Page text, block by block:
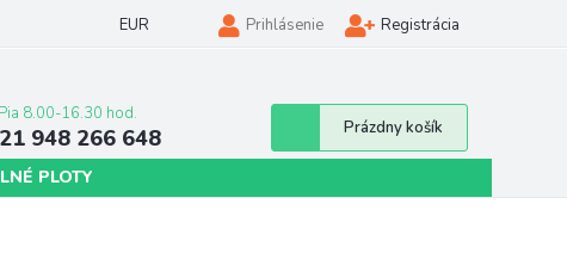
EUR Prihlásenie Registrácia
948 266 648
Nákupný
košík
Prázdny košík
PLOTY